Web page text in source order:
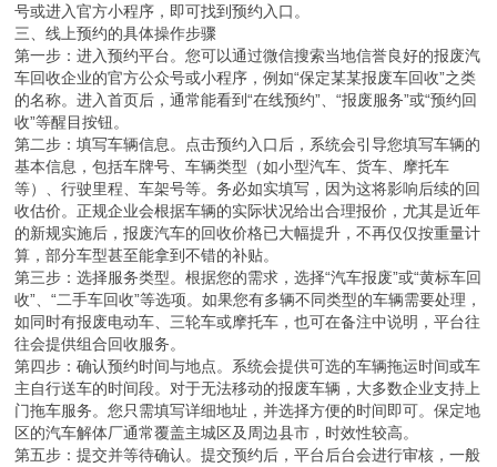
号或进入官方小程序，即可找到预约入口。
三、线上预约的具体操作步骤
第一步：进入预约平台。您可以通过微信搜索当地信誉良好的报废汽
车回收企业的官方公众号或小程序，例如“保定某某报废车回收”之类
的名称。进入首页后，通常能看到“在线预约”、“报废服务”或“预约回
收”等醒目按钮。
第二步：填写车辆信息。点击预约入口后，系统会引导您填写车辆的
基本信息，包括车牌号、车辆类型（如小型汽车、货车、摩托车
等）、行驶里程、车架号等。务必如实填写，因为这将影响后续的回
收估价。正规企业会根据车辆的实际状况给出合理报价，尤其是近年
的新规实施后，报废汽车的回收价格已大幅提升，不再仅仅按重量计
算，部分车型甚至能拿到不错的补贴。
第三步：选择服务类型。根据您的需求，选择“汽车报废”或“黄标车回
收”、“二手车回收”等选项。如果您有多辆不同类型的车辆需要处理，
如同时有报废电动车、三轮车或摩托车，也可在备注中说明，平台往
往会提供组合回收服务。
第四步：确认预约时间与地点。系统会提供可选的车辆拖运时间或车
主自行送车的时间段。对于无法移动的报废车辆，大多数企业支持上
门拖车服务。您只需填写详细地址，并选择方便的时间即可。保定地
区的汽车解体厂通常覆盖主城区及周边县市，时效性较高。
第五步：提交并等待确认。提交预约后，平台后台会进行审核，一般